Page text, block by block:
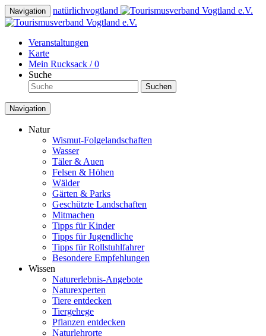
Navigation natürlichvogtland
Veranstaltungen
Karte
Mein Rucksack /0
Suche
Suchen
Navigation
Natur
Wismut-Folgelandschaften
Wasser
Täler & Auen
Felsen & Höhen
Wälder
Gärten & Parks
Geschützte Landschaften
Mitmachen
Tipps für Kinder
Tipps für Jugendliche
Tipps für Rollstuhlfahrer
Besondere Empfehlungen
Wissen
Naturerlebnis-Angebote
Naturexperten
Tiere entdecken
Tiergehege
Pflanzen entdecken
Naturlehrorte